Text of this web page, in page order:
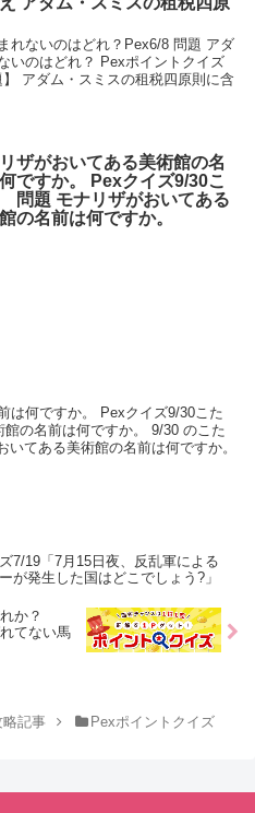
れないのはどれ？Pex6/8 問題 アダ
いのはどれ？ Pexポイントクイズ
アダム・スミスの租税四原則に含
ザがおいてある美術館の名
ですか。 Pexクイズ9/30こ
問題 モナリザがおいてある
の名前は何ですか。
は何ですか。 Pexクイズ9/30こた
の名前は何ですか。 9/30 のこた
てある美術館の名前は何ですか。
7/19「7月15日夜、反乱軍による
が発生した国はどこでしょう?」
か？
てない馬
略記事 Pexポイントクイズ